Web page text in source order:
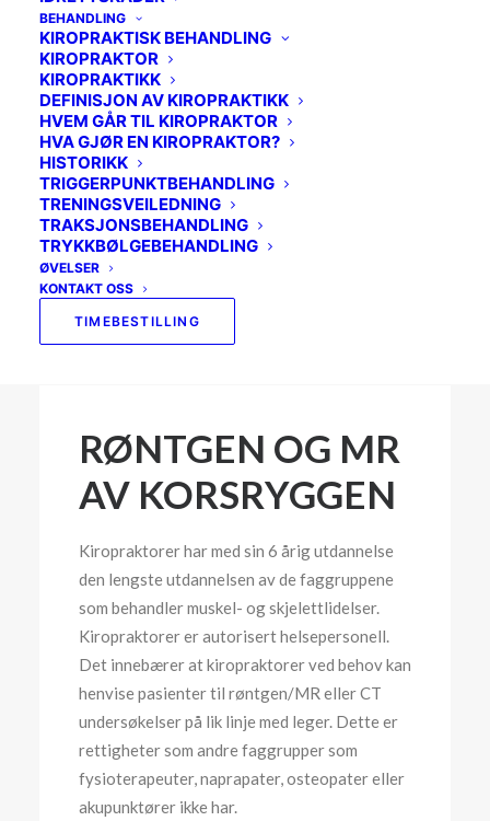
BEHANDLING
KIROPRAKTISK BEHANDLING
KIROPRAKTOR
KIROPRAKTIKK
DEFINISJON AV KIROPRAKTIKK
HVEM GÅR TIL KIROPRAKTOR
HVA GJØR EN KIROPRAKTOR?
HISTORIKK
TRIGGERPUNKTBEHANDLING
TRENINGSVEILEDNING
TRAKSJONSBEHANDLING
TRYKKBØLGEBEHANDLING
ØVELSER
KONTAKT OSS
TIMEBESTILLING
PROLAPS
SVIMMELHET
SKULDER
BEKKENET
MOR OG BARN
BRYSTRYGGEN
IDRETTSKADER
RØNTGEN OG MR
AV KORSRYGGEN
Kiropraktorer har med sin 6 årig utdannelse
den lengste utdannelsen av de faggruppene
som behandler muskel- og skjelettlidelser.
Kiropraktorer er autorisert helsepersonell.
Det innebærer at kiropraktorer ved behov kan
henvise pasienter til røntgen/MR eller CT
undersøkelser på lik linje med leger. Dette er
rettigheter som andre faggrupper som
fysioterapeuter, naprapater, osteopater eller
akupunktører ikke har.